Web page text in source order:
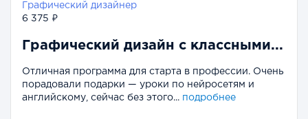
Графический дизайнер
6 375 ₽
Графический дизайн с классными...
Отличная программа для старта в профессии. Очень
порадовали подарки — уроки по нейросетям и
английскому, сейчас без этого... подробнее